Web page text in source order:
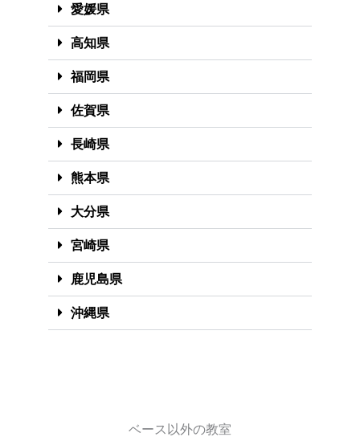
愛媛県
高知県
福岡県
佐賀県
長崎県
熊本県
大分県
宮崎県
鹿児島県
沖縄県
ベース以外の教室